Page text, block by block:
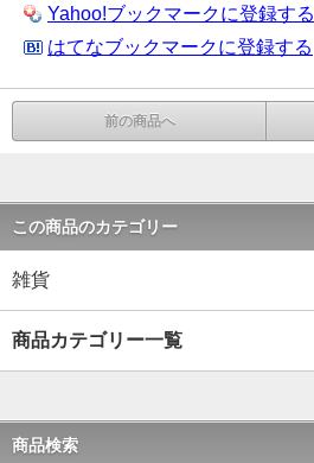
Yahoo!ブックマークに登録する
はてなブックマークに登録する
前の商品へ
この商品のカテゴリー
雑貨
商品カテゴリー一覧
商品検索